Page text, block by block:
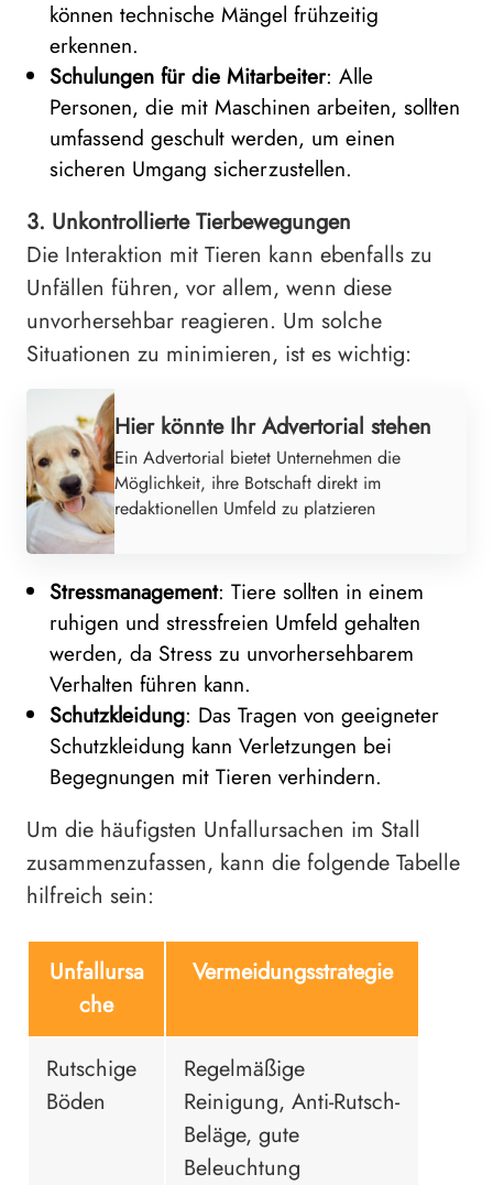
können technische Mängel frühzeitig
erkennen.
Schulungen für die Mitarbeiter: Alle
Personen, die mit Maschinen arbeiten, sollten
umfassend geschult werden, um einen
sicheren Umgang sicherzustellen.
3. Unkontrollierte Tierbewegungen
Die Interaktion mit Tieren kann ebenfalls zu
Unfällen führen, vor allem, wenn diese
unvorhersehbar reagieren. Um solche
Situationen zu minimieren, ist es wichtig:
Hier könnte Ihr Advertorial stehen
Ein Advertorial bietet Unternehmen die
Möglichkeit, ihre Botschaft direkt im
redaktionellen Umfeld zu platzieren
Stressmanagement: Tiere sollten in einem
ruhigen und stressfreien Umfeld gehalten
werden, da Stress zu unvorhersehbarem
Verhalten führen kann.
Schutzkleidung: Das Tragen von geeigneter
Schutzkleidung kann Verletzungen bei
Begegnungen mit Tieren verhindern.
Um die häufigsten Unfallursachen im Stall
zusammenzufassen, kann die folgende Tabelle
hilfreich sein:
Unfallursa
che
Vermeidungsstrategie
Rutschige
Böden
Regelmäßige
Reinigung, Anti-Rutsch-
Beläge, gute
Beleuchtung